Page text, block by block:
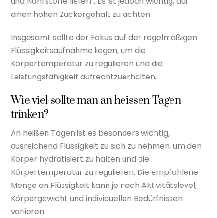
einen hohen Zuckergehalt zu achten.
Insgesamt sollte der Fokus auf der regelmäßigen
Flüssigkeitsaufnahme liegen, um die
Körpertemperatur zu regulieren und die
Leistungsfähigkeit aufrechtzuerhalten.
Wie viel sollte man an heissen Tagen
trinken?
An heißen Tagen ist es besonders wichtig,
ausreichend Flüssigkeit zu sich zu nehmen, um den
Körper hydratisiert zu halten und die
Körpertemperatur zu regulieren. Die empfohlene
Menge an Flüssigkeit kann je nach Aktivitätslevel,
Körpergewicht und individuellen Bedürfnissen
variieren.